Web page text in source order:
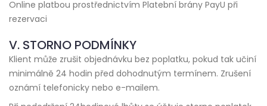
Online platbou prostřednictvím Platební brány PayU při
rezervaci
V. STORNO PODMÍNKY
Klient může zrušit objednávku bez poplatku, pokud tak učiní
minimálně 24 hodin před dohodnutým termínem. Zrušení
oznámí telefonicky nebo e-mailem.